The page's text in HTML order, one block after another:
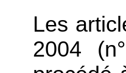
Les
2004